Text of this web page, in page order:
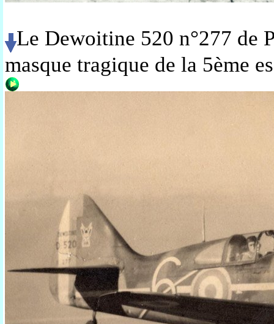
Le Dewoitine 520 n°277 de
masque tragique de la 5ème